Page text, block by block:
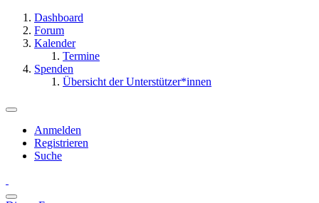
Dashboard
Forum
Kalender
Termine
Spenden
Übersicht der Unterstützer*innen
Anmelden
Registrieren
Suche